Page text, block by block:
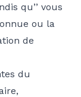
qu’’ vous
ou la
de
du